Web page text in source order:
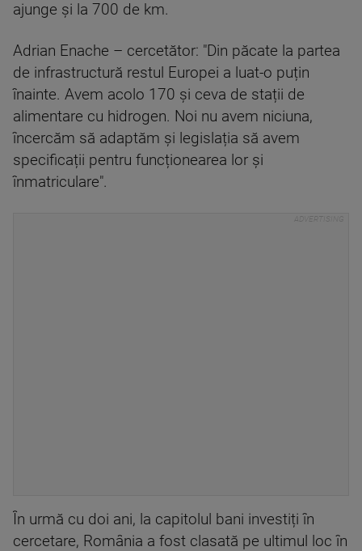
ajunge și la 700 de km.
Adrian Enache – cercetător: "Din păcate la partea
de infrastructură restul Europei a luat-o puțin
înainte. Avem acolo 170 și ceva de stații de
alimentare cu hidrogen. Noi nu avem niciuna,
încercăm să adaptăm și legislația să avem
specificații pentru funcționearea lor și
înmatriculare".
În urmă cu doi ani, la capitolul bani investiți în
cercetare, România a fost clasată pe ultimul loc în